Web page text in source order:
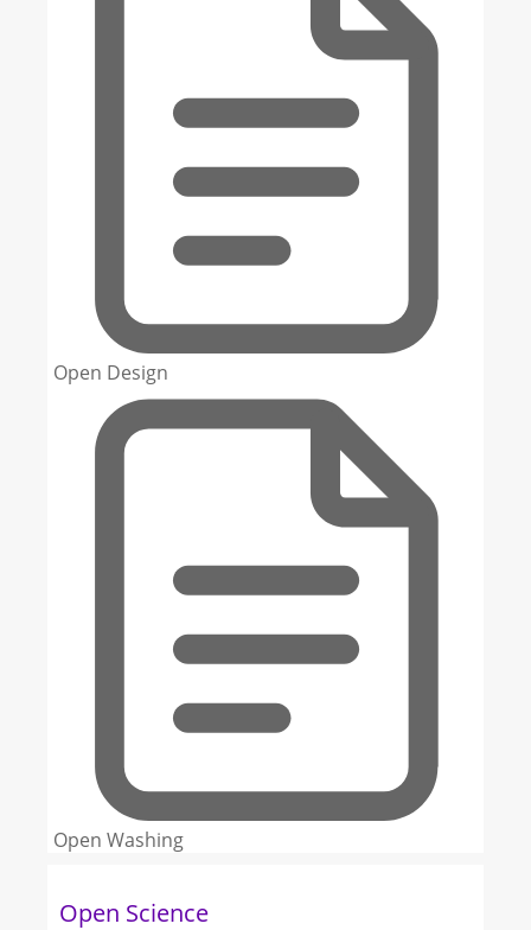
Open Design
Open Washing
Open Science